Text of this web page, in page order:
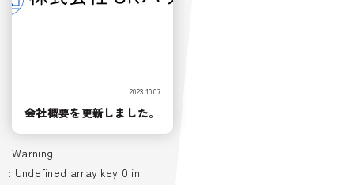
会社概要を更新しました。
2023.10.07
Warning
: Undefined array key 0 in